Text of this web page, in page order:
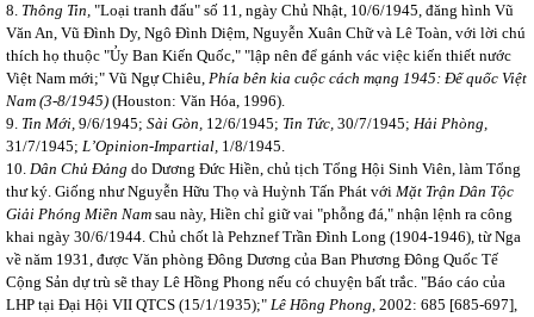
8. Thông Tin, "Loại tranh đấu" số 11, ngày Chủ Nhật, 10/6/1945, đăng hình Vũ
Văn An, Vũ Đình Dy, Ngô Đình Diệm, Nguyễn Xuân Chữ và Lê Toàn, với lời chú
thích họ thuộc "Ủy Ban Kiến Quốc," "lập nên để gánh vác việc kiến thiết nước
Việt Nam mới;" Vũ Ngự Chiêu, Phía bên kia cuộc cách mạng 1945: Đế quốc Việt
Nam (3-8/1945) (Houston: Văn Hóa, 1996).
9. Tin Mới, 9/6/1945; Sài Gòn, 12/6/1945; Tin Tức, 30/7/1945; Hải Phòng,
31/7/1945; L’Opinion-Impartial, 1/8/1945.
10. Dân Chủ Đảng do Dương Đức Hiền, chủ tịch Tổng Hội Sinh Viên, làm Tổng
thư ký. Giống như Nguyễn Hữu Thọ và Huỳnh Tấn Phát với Mặt Trận Dân Tộc
Giải Phóng Miền Nam sau này, Hiền chỉ giữ vai "phỗng đá," nhận lệnh ra công
khai ngày 30/6/1944. Chủ chốt là Pehznef Trần Đình Long (1904-1946), từ Nga
về năm 1931, được Văn phòng Đông Dương của Ban Phương Đông Quốc Tế
Cộng Sản dự trù sẽ thay Lê Hồng Phong nếu có chuyện bất trắc. "Báo cáo của
LHP tại Đại Hội VII QTCS (15/1/1935);" Lê Hồng Phong, 2002: 685 [685-697],